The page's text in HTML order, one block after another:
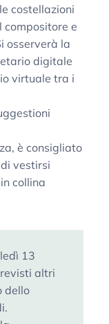
costellazioni
e
osserverà la
digitale
virtuale tra i
è consigliato
vestirsi
collina
13
altri
dello